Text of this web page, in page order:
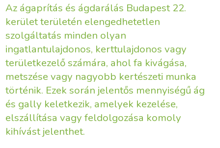
Az ágaprítás és ágdarálás Budapest 22.
kerület területén elengedhetetlen
szolgáltatás minden olyan
ingatlantulajdonos, kerttulajdonos vagy
területkezelő számára, ahol fa kivágása,
metszése vagy nagyobb kertészeti munka
történik. Ezek során jelentős mennyiségű ág
és gally keletkezik, amelyek kezelése,
elszállítása vagy feldolgozása komoly
kihívást jelenthet.